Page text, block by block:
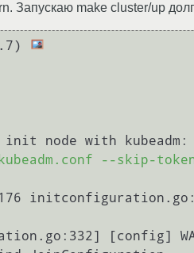
Запускаю make cluster/up
node with kubeadm:
--skip-
[config]